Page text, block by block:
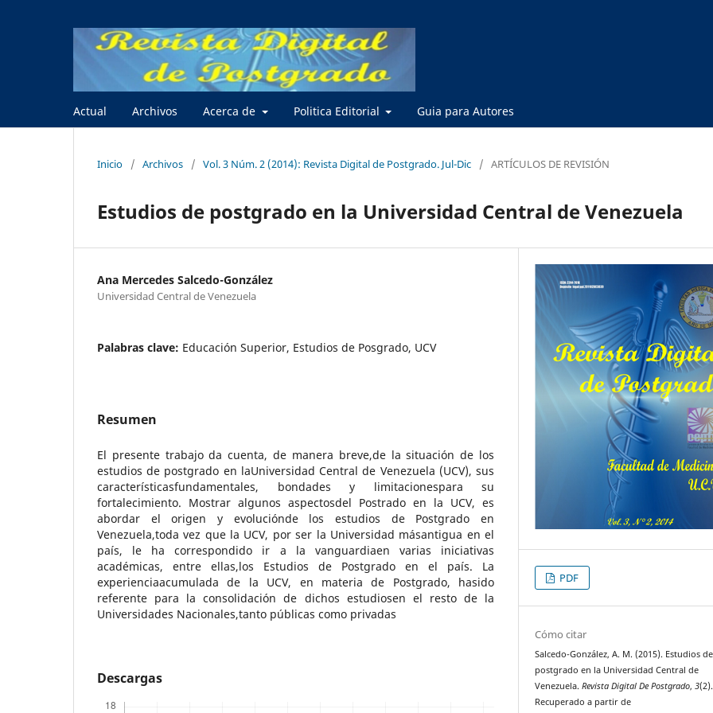
Actual Archivos Acerca de Politica Editorial Guia para Autores
Inicio / Archivos / Vol. 3 Núm. 2 (2014): Revista Digital de Postgrado. Jul-Dic / ARTÍCULOS DE REVISIÓN
Estudios de postgrado en la Universidad Central de Venezuela
Ana Mercedes Salcedo-González
Universidad Central de Venezuela
Palabras clave: Educación Superior, Estudios de Posgrado, UCV
Resumen
El presente trabajo da cuenta, de manera breve,de la situación de los
estudios de postgrado en laUniversidad Central de Venezuela (UCV), sus
característicasfundamentales, bondades y limitacionespara su
fortalecimiento. Mostrar algunos aspectosdel Postrado en la UCV, es
abordar el origen y evoluciónde los estudios de Postgrado en
Venezuela,toda vez que la UCV, por ser la Universidad másantigua en el
país, le ha correspondido ir a la vanguardiaen varias iniciativas
académicas, entre ellas,los Estudios de Postgrado en el país. La
experienciaacumulada de la UCV, en materia de Postgrado, hasido
referente para la consolidación de dichos estudiosen el resto de la
Universidades Nacionales,tanto públicas como privadas
Descargas
PDF
Cómo citar
Salcedo-González, A. M. (2015). Estudios de
postgrado en la Universidad Central de
Venezuela.Revista Digital De Postgrado,3(2).
Recuperado a partir de